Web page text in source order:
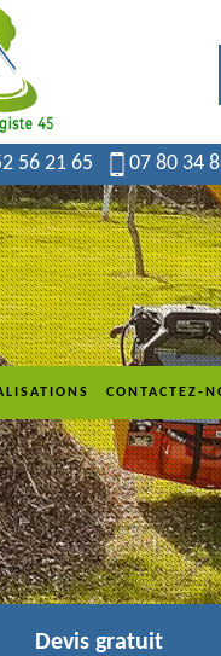
56 21 65 07 80 34
CONTACTEZ-
Devis gratuit